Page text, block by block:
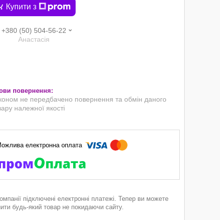
Купити з
+380 (50) 504-56-22
Анастасія
не передбачено повернення та обмін даного
належної якості
підключені електронні платежі. Тепер ви можете
будь-який товар не покидаючи сайту.